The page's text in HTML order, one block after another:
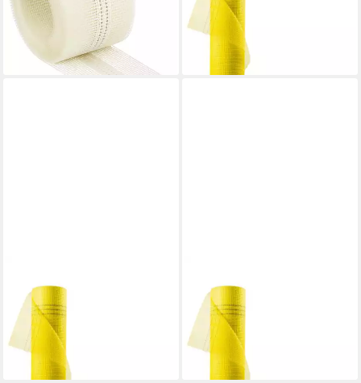
Rolle 25m, (1-St)
ab 35,99 €
(1,44 €/ 1 m)
lieferbar - in 3-4 Werktagen bei dir
Rollen
399,90 €
lieferbar - in 4-5 Werktagen bei dir
Glasfasergewebe
Putzgewebe 165g/m² Gelb 4
Rollen
149,90 €
lieferbar - in 4-5 Werktagen bei dir
Glasfasergewebe
Putzgewebe 165g/m² Gelb 1
Rolle
36,90 €
lieferbar - in 4-5 Werktagen bei dir